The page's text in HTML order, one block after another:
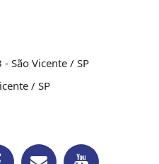
São Vicente / SP
/ SP